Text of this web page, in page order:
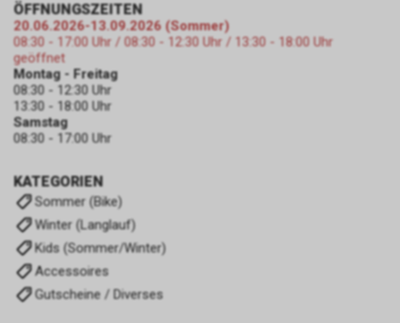
KATEGORIEN
Sommer (Bike)
Winter (Langlauf)
Kids (Sommer/Winter)
Accessoires
Gutscheine / Diverses
ÖFFNUNGSZEITEN
20.06.2026-13.09.2026 (Sommer)
08:30 - 17:00 Uhr / 08:30 - 12:30 Uhr / 13:30 - 18:00 Uhr
geöffnet
Montag - Freitag
08:30 - 12:30 Uhr
13:30 - 18:00 Uhr
Samstag
08:30 - 17:00 Uhr